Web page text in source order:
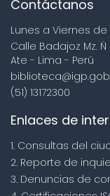
Contáctanos
Lunes a Viernes de
Calle Badajoz Mz.
Ate - Lima - Perú
(51) 13172300
Enlaces de
1. Consultas del
2. Reporte de
3. Denuncias de